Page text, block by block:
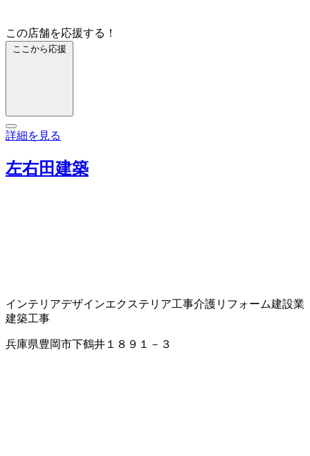
この店舗を応援する！
ここから応援
詳細を見る
左右田建築
インテリアデザインエクステリア工事介護リフォーム建設業
建築工事
兵庫県豊岡市下鶴井１８９１－３